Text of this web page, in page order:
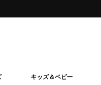
キッズ＆ベビー